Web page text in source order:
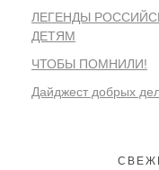
ЛЕГЕНДЫ
ДЕТЯМ
ЧТОБЫ ПОМНИЛИ!
Дайджест добрых